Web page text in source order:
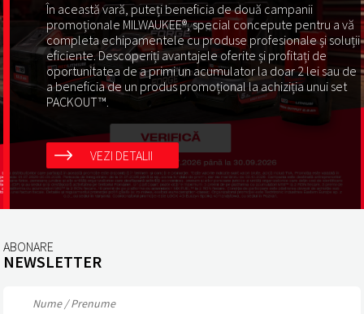
În această vară, puteți beneficia de două campanii
promoționale MILWAUKEE®, special concepute pentru a vă
completa echipamentele cu produse profesionale și soluții
eficiente. Descoperiți avantajele oferite și profitați de
oportunitatea de a primi un acumulator la doar 2 lei sau de
a beneficia de un produs promoțional la achiziția unui set
PACKOUT™.
VEZI DETALII
ABONARE
NEWSLETTER